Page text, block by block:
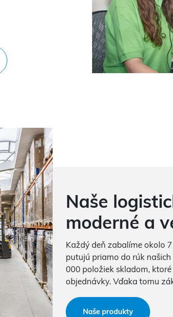
Naše
moderné a
Každý deň zabalíme okolo
putujú priamo do rúk
000 položiek skladom,
objednávky. Vďaka tomu
Naše produkty